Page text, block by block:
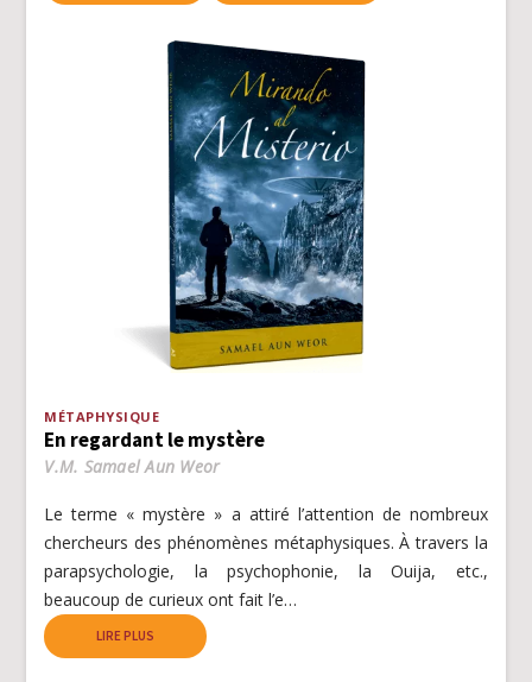
MÉTAPHYSIQUE
En regardant le mystère
V.M. Samael Aun Weor
Le terme « mystère » a attiré l’attention de nombreux
chercheurs des phénomènes métaphysiques. À travers la
parapsychologie, la psychophonie, la Ouija, etc.,
beaucoup de curieux ont fait l’e…
LIRE PLUS